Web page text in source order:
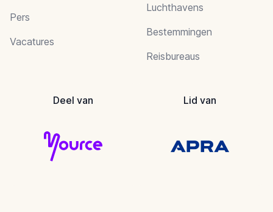
Pers
Vacatures
Luchthavens
Bestemmingen
Reisbureaus
Deel van Lid van